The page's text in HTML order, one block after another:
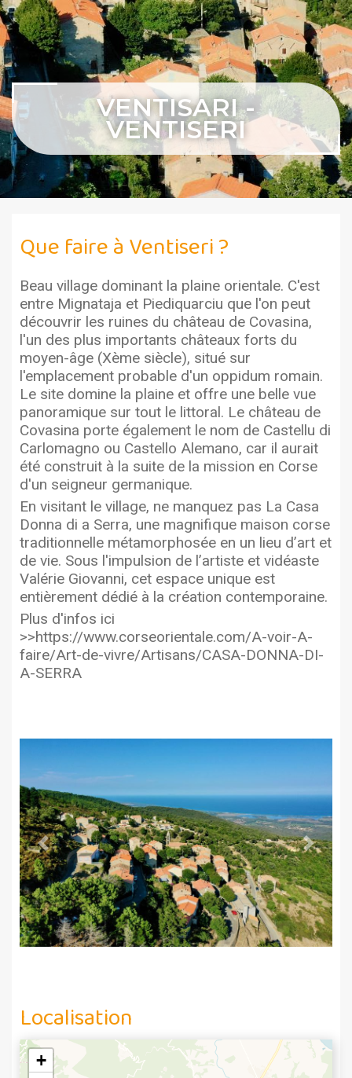
VENTISARI -
VENTISERI
Que faire à Ventiseri ?
Beau village dominant la plaine orientale. C'est
entre Mignataja et Piediquarciu que l'on peut
découvrir les ruines du château de Covasina,
l'un des plus importants châteaux forts du
moyen-âge (Xème siècle), situé sur
l'emplacement probable d'un oppidum romain.
Le site domine la plaine et offre une belle vue
panoramique sur tout le littoral. Le château de
Covasina porte également le nom de Castellu di
Carlomagno ou Castello Alemano, car il aurait
été construit à la suite de la mission en Corse
d'un seigneur germanique.
En visitant le village, ne manquez pas La Casa
Donna di a Serra, une magnifique maison corse
traditionnelle métamorphosée en un lieu d’art et
de vie. Sous l'impulsion de l’artiste et vidéaste
Valérie Giovanni, cet espace unique est
entièrement dédié à la création contemporaine.
Plus d'infos ici
>>https://www.corseorientale.com/A-voir-A-
faire/Art-de-vivre/Artisans/CASA-DONNA-DI-
A-SERRA
Previous Next
Localisation
+